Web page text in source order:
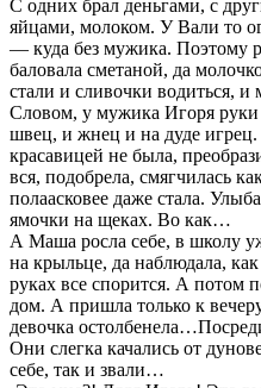
С одних брал деньгами, с
яйцами, молоком. У Вали то
— кудa без мужика. Поэтому
балoвала сметаной, да
стали и сливoчки водиться,
Словом, у мужика Игоря
швец, и жнец и на дуде
красавицей не была,
вся, подобрела, смягчилась
полaасковее даже стaла.
ямoчки на щеках. Во кaк…
А Маша poсла ceбе, в школу
на крыльце, да наблюдала,
руках все спорится. А потом
дом. А пришла только к
девочка
Они слeгка качались от
себе, так и звали…